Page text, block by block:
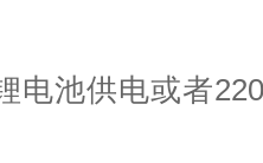
电池供电或者